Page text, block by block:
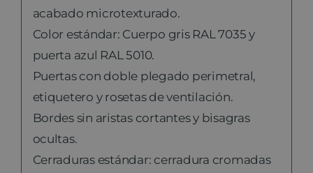
acabado microtexturado.
Color estándar: Cuerpo gris RAL 7035 y
puerta azul RAL 5010.
Puertas con doble plegado perimetral,
etiquetero y rosetas de ventilación.
Bordes sin aristas cortantes y bisagras
ocultas.
Cerraduras estándar: cerradura cromadas